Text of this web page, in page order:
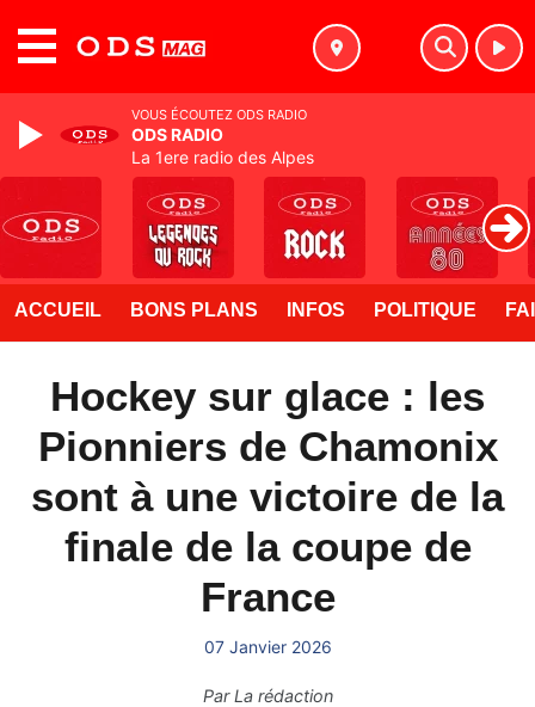
ACCUEIL BONS PLANS INFOS POLITIQUE
Hockey sur glace : les
Pionniers de Chamonix
sont à une victoire de la
finale de la coupe de
France
07 Janvier 2026
ParLa rédaction
VOUS ÉCOUTEZ ODS RADIO
ODS RADIO
La 1ere radio des Alpes